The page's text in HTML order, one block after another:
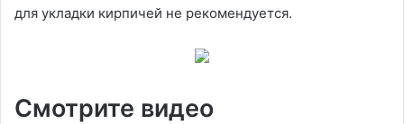
для укладки кирпичей не рекомендуется.
Смотрите видео